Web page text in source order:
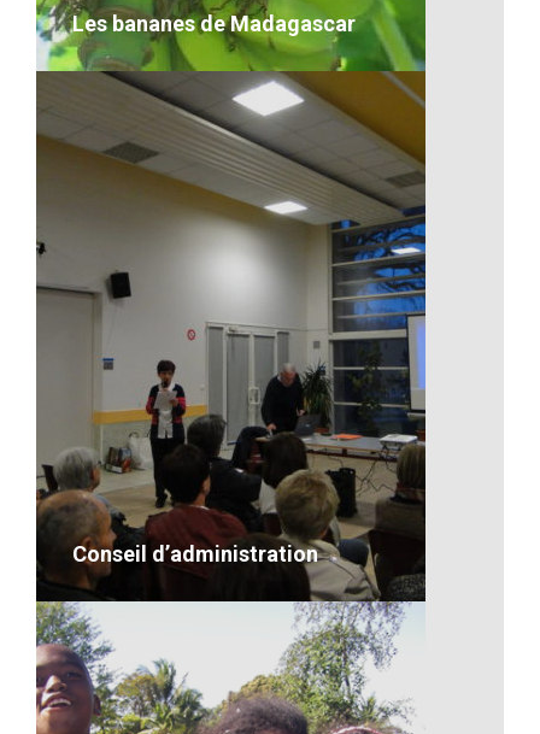
Les bananes de Madagascar
Les bananes de Madagascar
VOIR LE DÉTAIL
Conseil d’administration